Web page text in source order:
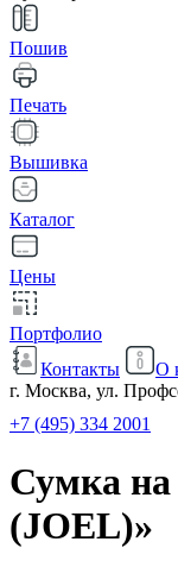
Пошив
Печать
Вышивка
Каталог
Цены
Портфолио
Контакты
О
г. Москва, ул.
+7 (495) 334 2001
Сумка
(JOEL)»